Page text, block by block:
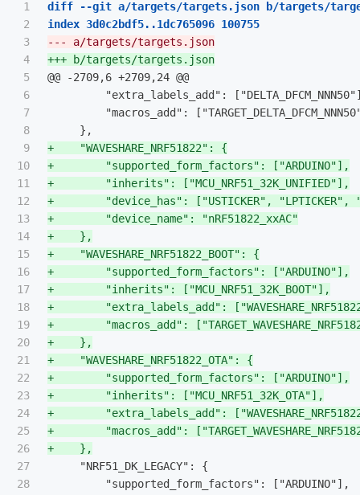
1
2
3
4
5
6
7
8
9
10
11
12
13
14
15
16
17
18
19
20
21
22
23
24
25
26
27
28
diff --git a/targets/targets.json b/targets/
@@ -2709,6 +2709,24 @@
"extra_labels_add":
"macros_add":
+    "WAVESHARE_NRF51822": {
+        "supported_form_factors": ["ARDUINO"],
+        "inherits": ["MCU_NRF51_32K_UNIFIED"],
+        "device_has": ["USTICKER", "LPTICKER",
+        "device_name": "nRF51822_xxAC"
+    },
+    "WAVESHARE_NRF51822_BOOT": {
+        "supported_form_factors": ["ARDUINO"],
+        "inherits": ["MCU_NRF51_32K_BOOT"],
+        "extra_labels_add":
+        "macros_add":
+    },
+    "WAVESHARE_NRF51822_OTA": {
+        "supported_form_factors": ["ARDUINO"],
+        "inherits": ["MCU_NRF51_32K_OTA"],
+        "extra_labels_add":
+        "macros_add":
     "NRF51_DK_LEGACY": {
         "supported_form_factors": ["ARDUINO"],